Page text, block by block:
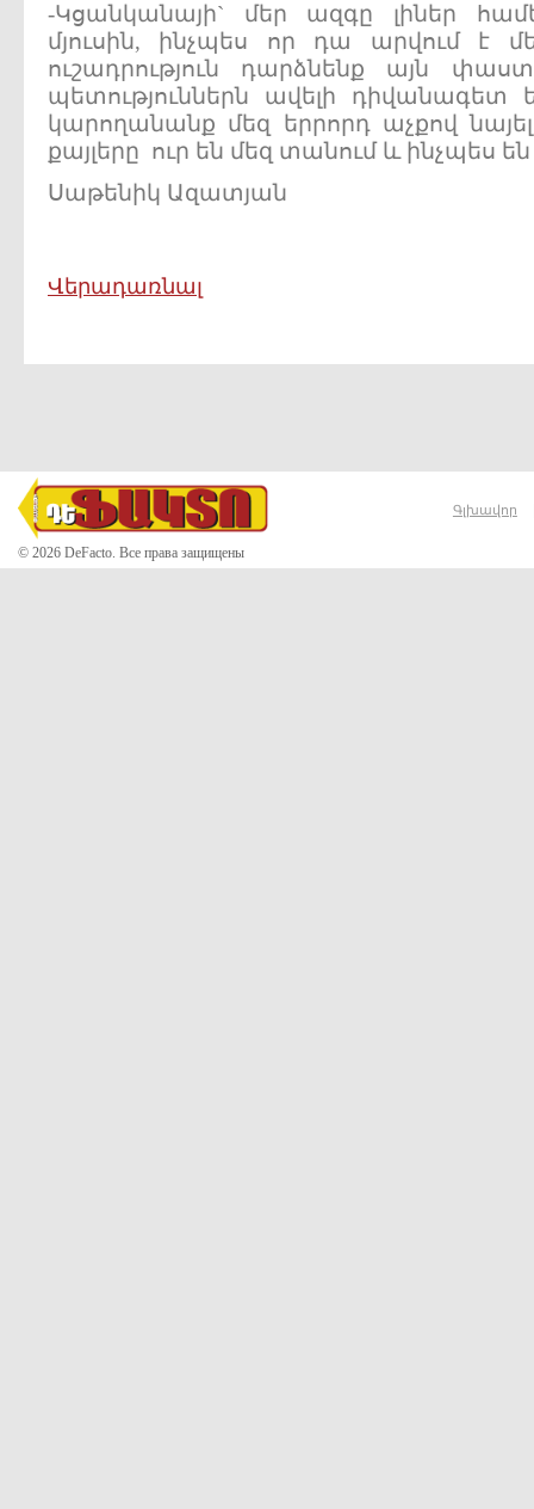
-Կցանկանայի` մեր ազգը լիներ
մյուսին, ինչպես որ դա արվում է
ուշադրություն դարձնենք այն
պետություններն ավելի
կարողանանք մեզ երրորդ աչքով
քայլերը ուր են մեզ տանում և ինչպես
Սաթենիկ Ազատյան
Վերադառնալ
© 2026 DeFacto. Все права защищены
Գլխավոր